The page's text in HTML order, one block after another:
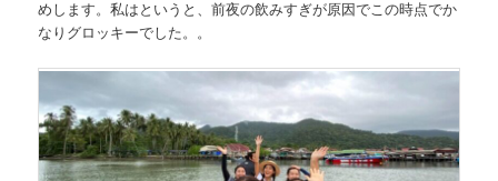
めします。私はというと、前夜の飲みすぎが原因でこの時点でか
なりグロッキーでした。。